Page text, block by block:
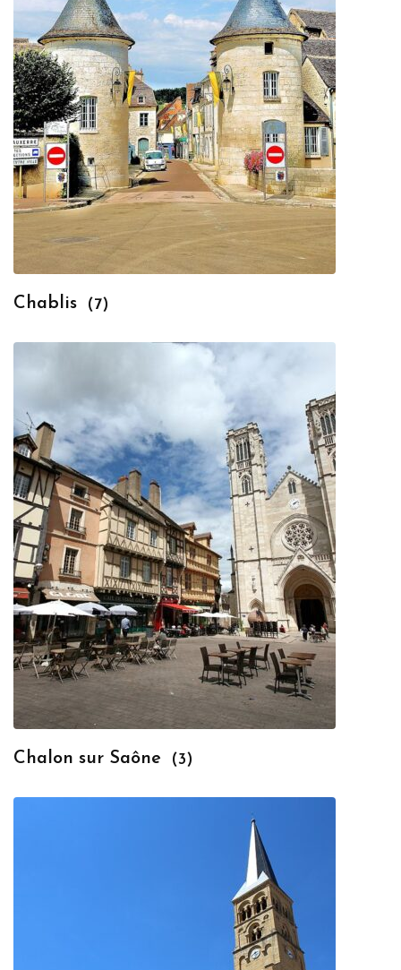
Chablis (7)
Chalon sur Saône (3)